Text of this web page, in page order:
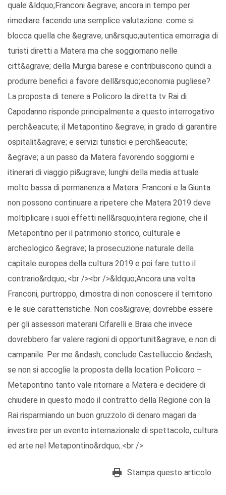
quale &ldquo;Franconi &egrave; ancora in tempo per
rimediare facendo una semplice valutazione: come si
blocca quella che &egrave; un&rsquo;autentica emorragia di
turisti diretti a Matera ma che soggiornano nelle
citt&agrave; della Murgia barese e contribuiscono quindi a
produrre benefici a favore dell&rsquo;economia pugliese?
La proposta di tenere a Policoro la diretta tv Rai di
Capodanno risponde principalmente a questo interrogativo
perch&eacute; il Metapontino &egrave; in grado di garantire
ospitalit&agrave; e servizi turistici e perch&eacute;
&egrave; a un passo da Matera favorendo soggiorni e
itinerari di viaggio pi&ugrave; lunghi della media attuale
molto bassa di permanenza a Matera. Franconi e la Giunta
non possono continuare a ripetere che Matera 2019 deve
moltiplicare i suoi effetti nell&rsquo;intera regione, che il
Metapontino per il patrimonio storico, culturale e
archeologico &egrave; la prosecuzione naturale della
capitale europea della cultura 2019 e poi fare tutto il
contrario&rdquo;.<br /><br />&ldquo;Ancora una volta
Franconi, purtroppo, dimostra di non conoscere il territorio
e le sue caratteristiche. Non cos&igrave; dovrebbe essere
per gli assessori materani Cifarelli e Braia che invece
dovrebbero far valere ragioni di opportunit&agrave; e non di
campanile. Per me &ndash; conclude Castelluccio &ndash;
se non si accoglie la proposta della location Policoro –
Metapontino tanto vale ritornare a Matera e decidere di
chiudere in questo modo il contratto della Regione con la
Rai risparmiando un buon gruzzolo di denaro magari da
investire per un evento internazionale di spettacolo, cultura
ed arte nel Metapontino&rdquo;.<br />
Stampa questo articolo